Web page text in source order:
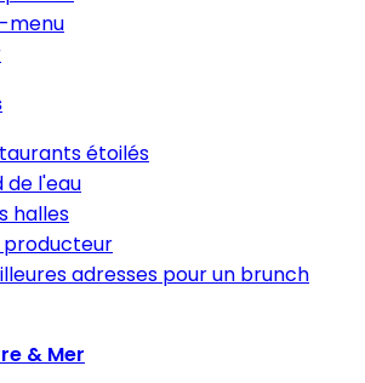
menu
étoilés
de l'eau
halles
producteur
adresses pour un brunch
& Mer